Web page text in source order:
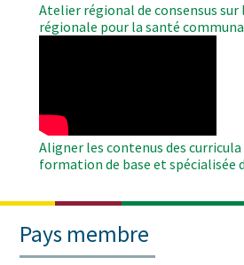
Atelier régional de consensus
régionale pour la santé
Aligner les contenus des
formation de base et spécialisée
Pays membre